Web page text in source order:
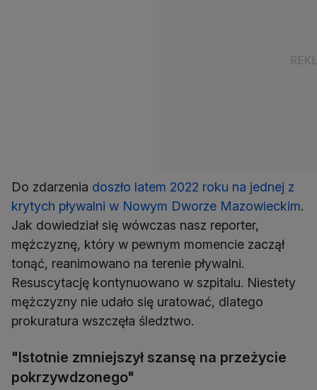
Do zdarzenia doszło latem 2022 roku na jednej z
krytych pływalni w Nowym Dworze Mazowieckim.
Jak dowiedział się wówczas nasz reporter,
mężczyznę, który w pewnym momencie zaczął
tonąć, reanimowano na terenie pływalni.
Resuscytację kontynuowano w szpitalu. Niestety
mężczyzny nie udało się uratować, dlatego
prokuratura wszczęła śledztwo.
"Istotnie zmniejszył szansę na przeżycie
pokrzywdzonego"